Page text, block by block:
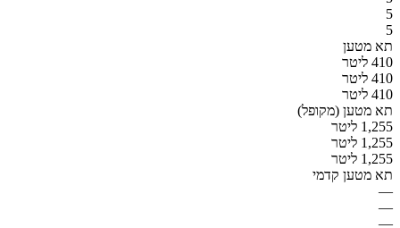
5
5
תא מטען
410 ליטר
410 ליטר
410 ליטר
תא מטען (מקופל)
1,255 ליטר
1,255 ליטר
1,255 ליטר
תא מטען קדמי
—
—
—